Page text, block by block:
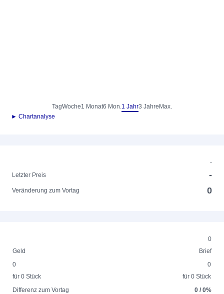
TagWoche1 Monat6 Mon.1 Jahr3 Jahre Max.
► Chartanalyse
-
Letzter Preis
-
Veränderung zum Vortag 0
0
Geld
Brief
0
für 0 Stück
0
für 0 Stück
Differenz zum Vortag
0 / 0%